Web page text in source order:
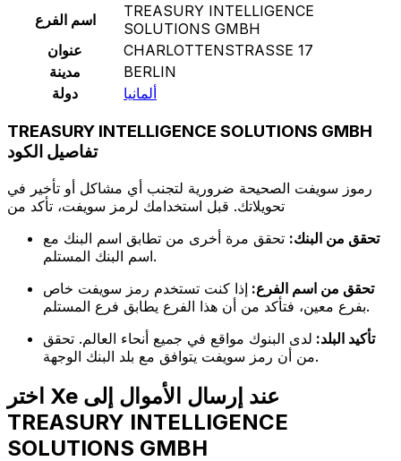
اسم الفرع
TREASURY INTELLIGENCE
SOLUTIONS GMBH
عنوان
CHARLOTTENSTRASSE 17
مدينة
BERLIN
دولة
ألمانيا
TREASURY INTELLIGENCE SOLUTIONS GMBH
تفاصيل الكود
رموز سويفت الصحيحة ضرورية لتجنب أي مشاكل أو تأخير في
تحويلاتك. قبل استخدامك لرمز سويفت، تأكد من
تحقق من البنك: تحقق مرة أخرى من تطابق اسم البنك مع
اسم البنك المستلم.
تحقق من اسم الفرع: إذا كنت تستخدم رمز سويفت خاص
بفرع معين، فتأكد من أن هذا الفرع يطابق فرع المستلم.
تأكيد البلد: لدى البنوك مواقع في جميع أنحاء العالم. تحقق
من أن رمز سويفت يتوافق مع بلد البنك الوجهة.
اختر Xe عند إرسال الأموال إلى
TREASURY INTELLIGENCE
SOLUTIONS GMBH